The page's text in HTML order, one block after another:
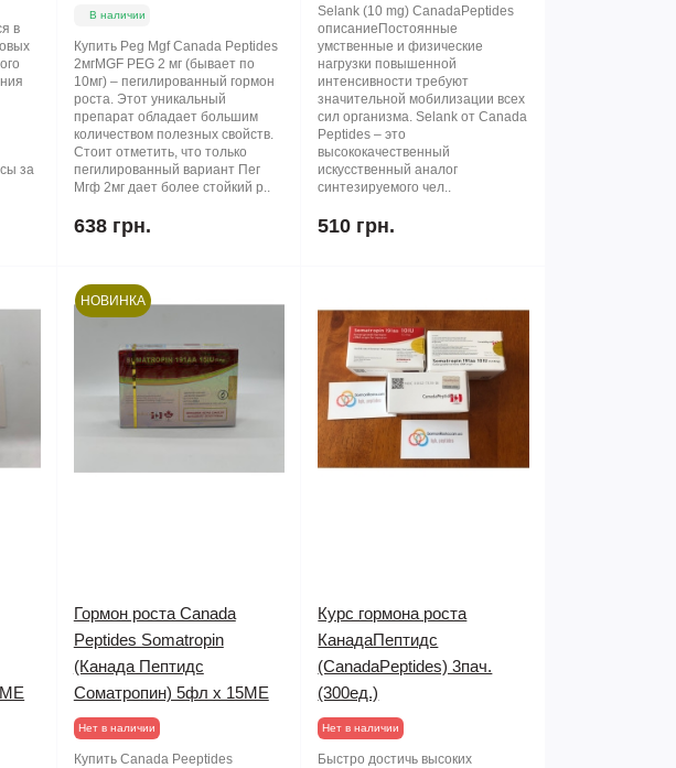
в
за
В наличии
Купить Peg Mgf Canada Peptides
2мгMGF PEG 2 мг (бывает по
10мг) – пегилированный гормон
роста. Этот уникальный
препарат обладает большим
количеством полезных свойств.
Стоит отметить, что только
пегилированный вариант Пег
Мгф 2мг дает более стойкий р..
638 грн.
Selank (10 mg) CanadaPeptides
описаниеПостоянные
умственные и физические
нагрузки повышенной
интенсивности требуют
значительной мобилизации всех
сил организма. Selank от Canada
Peptides – это
высококачественный
искусственный аналог
синтезируемого чел..
510 грн.
НОВИНКА
Гормон роста Canada
Peptides Somatropin
(Канада Пептидс
Соматропин) 5фл х 15ME
Нет в наличии
Купить Canada Peeptides
Курс гормона роста
КанадаПептидс
(CanadaPeptides) 3пач.
(300ед.)
Нет в наличии
Быстро достичь высоких